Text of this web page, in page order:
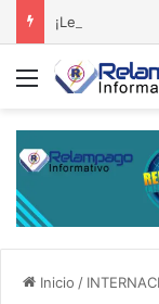
Menú
Inicio /